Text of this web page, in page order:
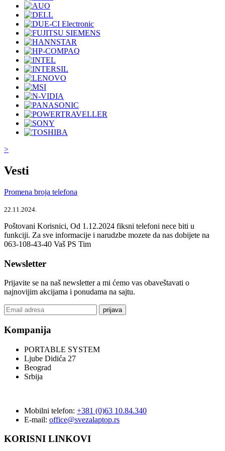
>
Vesti
Promena broja telefona
22.11.2024.
Poštovani Korisnici, Od 1.12.2024 fiksni telefoni nece biti u
funkciji. Za sve informacije i narudzbe mozete da nas dobijete na
063-108-43-40 Vaš PS Tim
Newsletter
Prijavite se na naš newsletter a mi ćemo vas obaveštavati o
najnovijim akcijama i ponudama na sajtu.
prijava
Kompanija
PORTABLE SYSTEM
Ljube Didića 27
Beograd
Srbija
Mobilni telefon: +381 (0)63 10.84.340
E-mail: office@svezalaptop.rs
KORISNI LINKOVI